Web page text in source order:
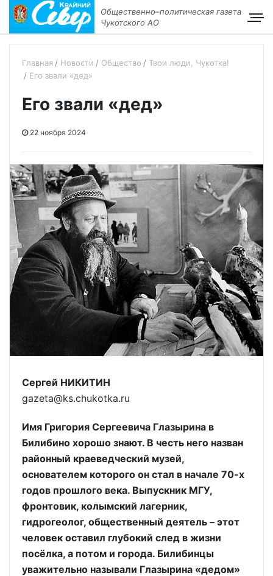
Общественно–политическая газета
Чукотского АО
Главная Новости Общество
Твои люди, Чукотка!
Его звали «дед»
Его звали «дед»
22 ноября 2024
Сергей НИКИТИН
gazeta@ks.chukotka.ru
Имя Григория Сергеевича Глазырина в
Билибино хорошо знают. В честь него назван
районный краеведческий музей,
основателем которого он стал в начале 70-х
годов прошлого века. Выпускник МГУ,
фронтовик, колымский лагерник,
гидрогеолог, общественный деятель – этот
человек оставил глубокий след в жизни
посёлка, а потом и города. Билибинцы
уважительно называли Глазырина «дедом»